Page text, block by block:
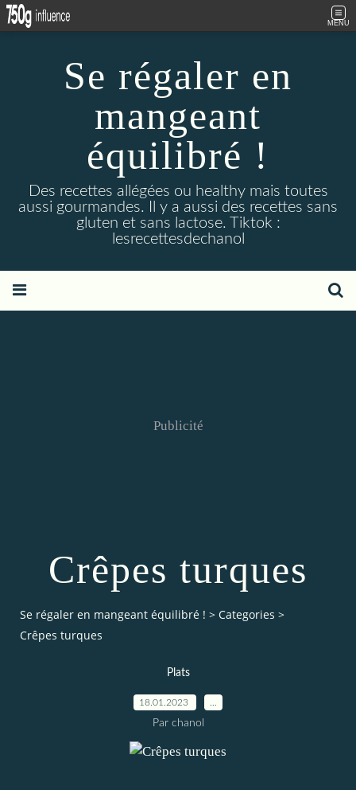
MENU
Se régaler en
mangeant
équilibré !
Des recettes allégées ou healthy mais toutes
aussi gourmandes. Il y a aussi des recettes sans
gluten et sans lactose. Tiktok :
lesrecettesdechanol
Publicité
Crêpes turques
Se régaler en mangeant équilibré ! > Categories >
Crêpes turques
Plats
18.01.2023
Par chanol